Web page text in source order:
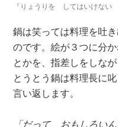
『りょうりを してはいけない
鍋は笑っては料理を吐
のです。絵が３つに分
とかを、指差しをしな
とうとう鍋は料理長に
言い返します。
「だって おもしろいん